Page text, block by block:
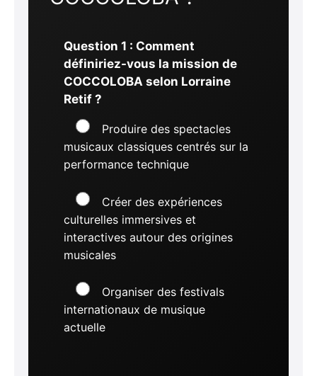
Question 1 : Comment
définiriez-vous la mission de
COCCOLOBA selon Lorraine
Retif ?
Produire des spectacles
musicaux classiques centrés sur la
performance technique
Créer des expériences
culturelles immersives et
interactives autour des origines
musicales
Organiser des festivals
internationaux de musique
actuelle